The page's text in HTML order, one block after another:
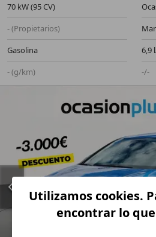
70 kW (95 CV)
- (Propietarios)
Gasolina
6,9
- (g/km)
-/-
Utilizamos cookies.
encontrar lo